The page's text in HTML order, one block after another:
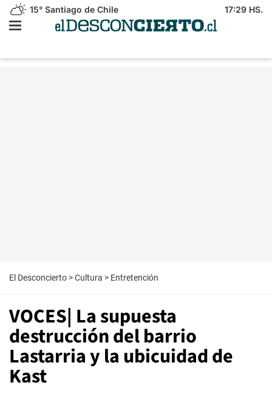
15° Santiago de Chile 17:29 HS.
El Desconcierto >Cultura > Entretención
VOCES| La supuesta
destrucción del barrio
Lastarria y la ubicuidad de
Kast